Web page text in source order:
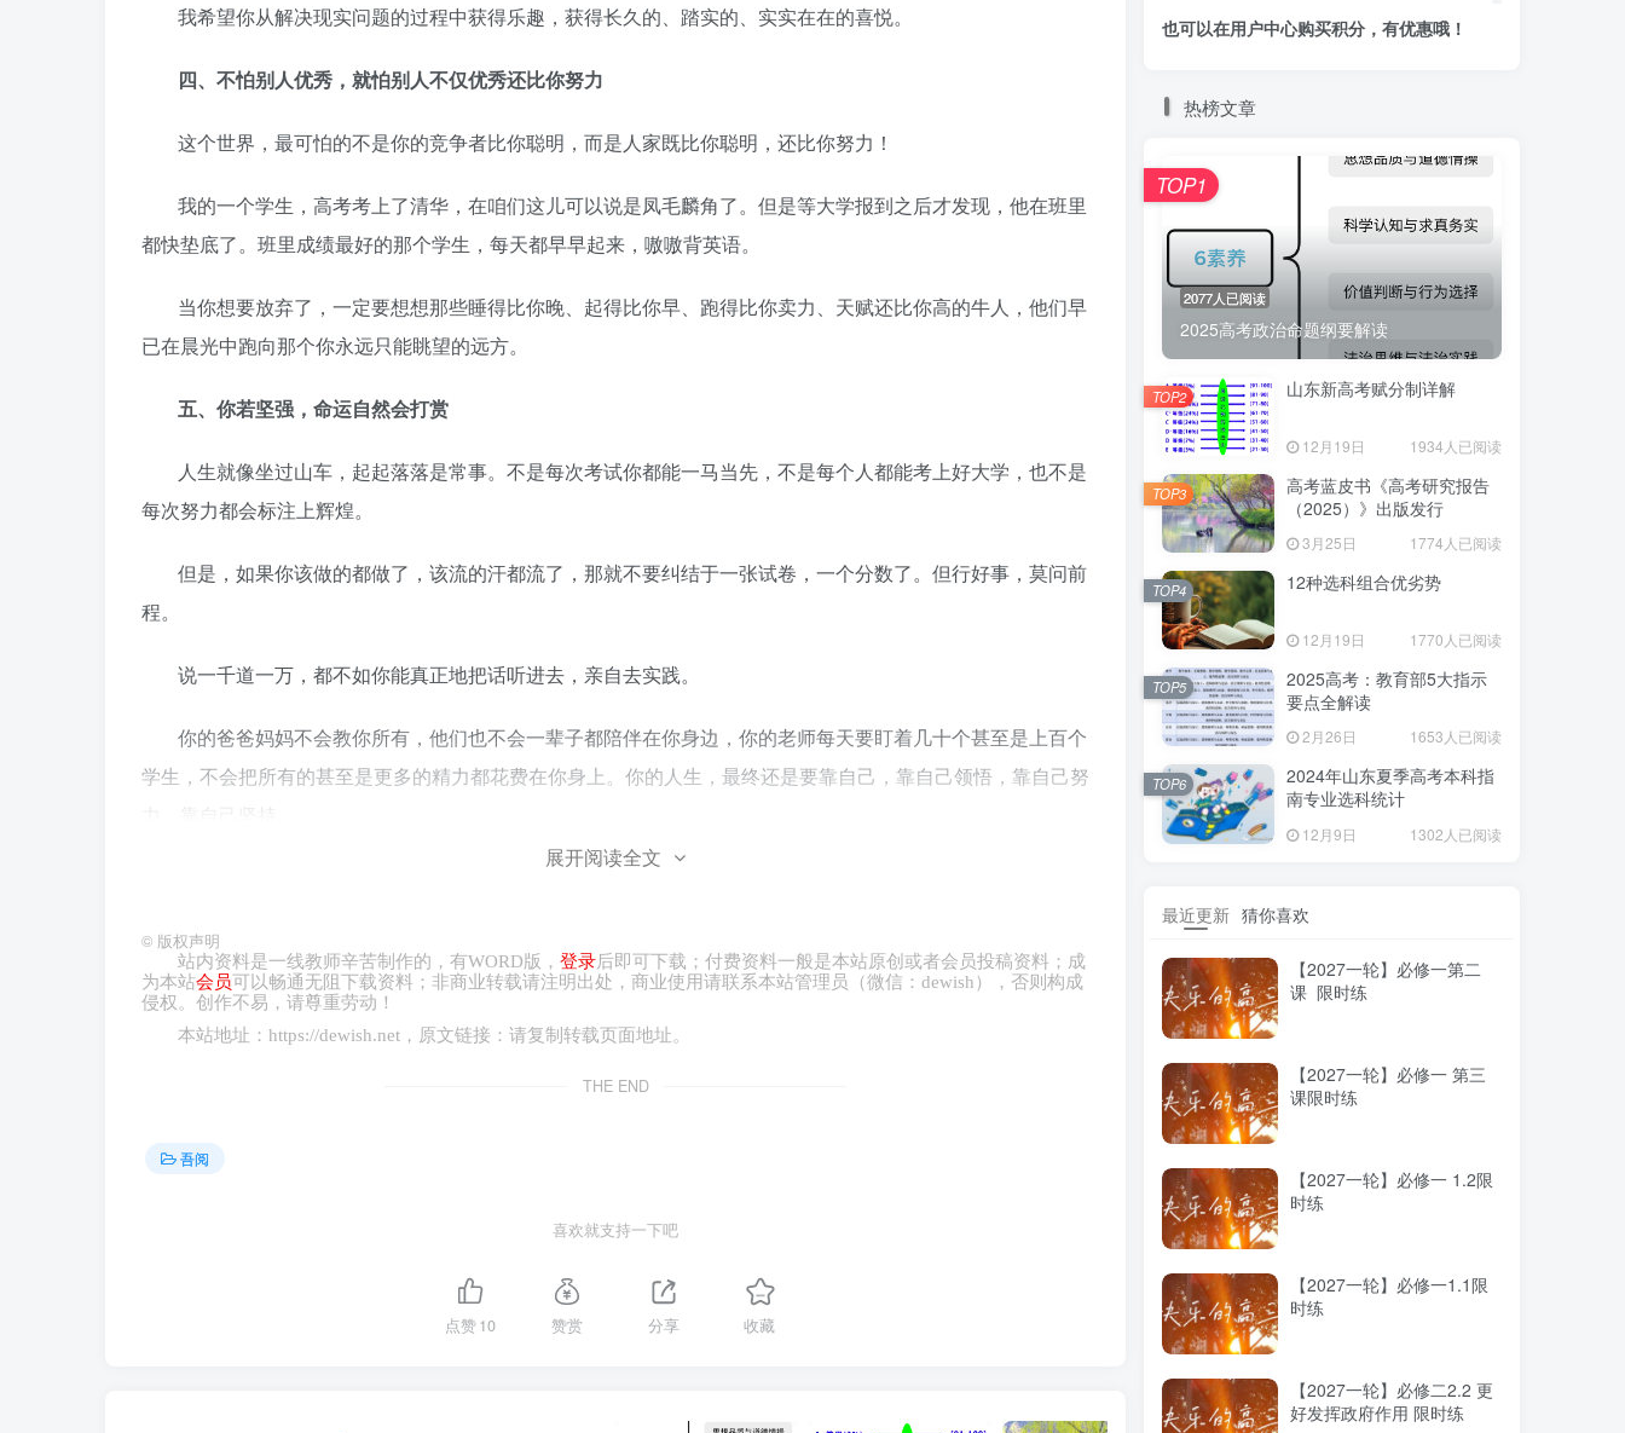
我希望你从解决现实问题的过程中获得乐趣，获得长久的、踏实的、实实在在的喜悦。
四、不怕别人优秀，就怕别人不仅优秀还比你努力
这个世界，最可怕的不是你的竞争者比你聪明，而是人家既比你聪明，还比你努力！
我的一个学生，高考考上了清华，在咱们这儿可以说是凤毛麟角了。但是等大学报到之后才发现，他在班里
都快垫底了。班里成绩最好的那个学生，每天都早早起来，嗷嗷背英语。
当你想要放弃了，一定要想想那些睡得比你晚、起得比你早、跑得比你卖力、天赋还比你高的牛人，他们早
已在晨光中跑向那个你永远只能眺望的远方。
五、你若坚强，命运自然会打赏
人生就像坐过山车，起起落落是常事。不是每次考试你都能一马当先，不是每个人都能考上好大学，也不是
每次努力都会标注上辉煌。
但是，如果你该做的都做了，该流的汗都流了，那就不要纠结于一张试卷，一个分数了。但行好事，莫问前
程。
说一千道一万，都不如你能真正地把话听进去，亲自去实践。
你的爸爸妈妈不会教你所有，他们也不会一辈子都陪伴在你身边，你的老师每天要盯着几十个甚至是上百个
学生，不会把所有的甚至是更多的精力都花费在你身上。你的人生，最终还是要靠自己，靠自己领悟，靠自己努
你若盛开，蝴蝶自来；你若坚强，命运自然会给你打赏。
展开阅读全文
© 版权声明
站内资料是一线教师辛苦制作的，有WORD版， 登录后即可下载；付费资料一般是本站原创或者会员投稿资料；成
为本站会员可以畅通无阻下载资料；非商业转载请注明出处，商业使用请联系本站管理员（微信： dewish ），否则构成
侵权。创作不易，请尊重劳动！
本站地址： https://dewish.net ，原文链接：请复制转载页面地址。
THE END
吾阅
喜欢就支持一下吧
点赞10 赞赏 分享 收藏
也可以在用户中心购买积分，有优惠哦！
热榜文章
2077人已阅读
2025高考政治命题纲要解读
TOP1
山东新高考赋分制详解
12月19日 1934人已阅读
TOP2
高考蓝皮书《高考研究报告
（2025）》出版发行
3月25日 1774人已阅读
TOP3
12种选科组合优劣势
12月19日 1770人已阅读
TOP4
2025高考：教育部5大指示
要点全解读
2月26日 1653人已阅读
TOP5
2024年山东夏季高考本科指
南专业选科统计
12月9日 1302人已阅读
TOP6
最近更新 猜你喜欢
【2027一轮】必修一第二
课 限时练
【2027一轮】必修一 第三
课限时练
【2027一轮】必修一 1.2限
时练
【2027一轮】必修一1.1限
时练
【2027一轮】必修二2.2 更
好发挥政府作用 限时练